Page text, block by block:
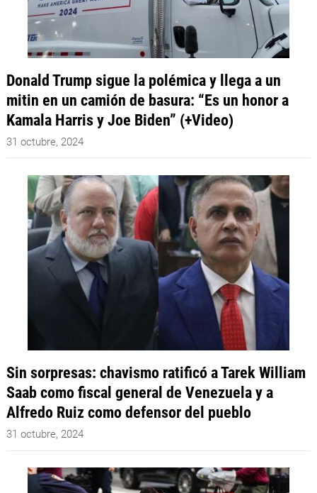
Donald Trump sigue la polémica y llega a un
mitin en un camión de basura: “Es un honor a
Kamala Harris y Joe Biden” (+Video)
31 octubre, 2024
Sin sorpresas: chavismo ratificó a Tarek William
Saab como fiscal general de Venezuela y a
Alfredo Ruiz como defensor del pueblo
31 octubre, 2024